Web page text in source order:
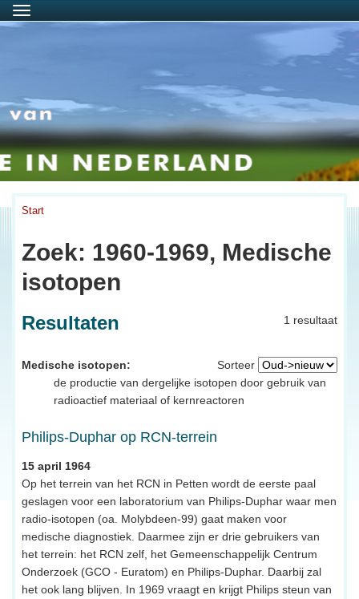
Menu
Start
Zoek: 1960-1969, Medische
isotopen
1 resultaat
Resultaten
Sorteer
Medische isotopen:
de productie van dergelijke isotopen door gebruik van
radioactief materiaal of kernreactoren
Philips-Duphar op RCN-terrein
15 april 1964
Op het terrein van het RCN in Petten wordt de eerste paal
geslagen voor een laboratorium van Philips-Duphar waar men
radio-isotopen (oa. Molybdeen-99) gaat maken voor
medische diagnostiek. Daarmee zijn er drie gebruikers van
het terrein: het RCN zelf, het Gemeenschappelijk Centrum
Onderzoek (GCO - Euratom) en Philips-Duphar. Daarbij zal
het ook lang blijven. In 1969 vraagt en krijgt Philips steun van